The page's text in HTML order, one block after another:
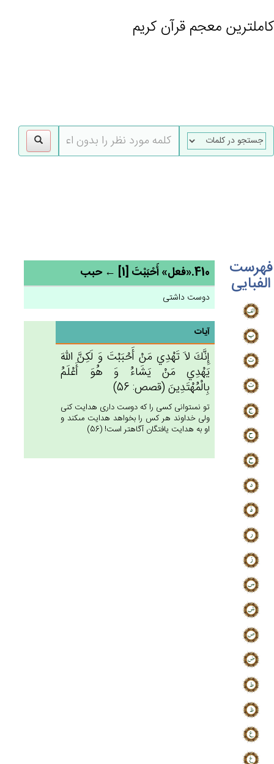
کاملترین معجم قرآن کریم
فهرست
الفبایی 410.«فعل» أَحْبَبْت‌َ [1] ← حبب
دوست داشتی
آیات
إِنَّك‌َ لاَ تَهْدِي‌ مَن‌ْ أَحْبَبْت‌َ وَ لَكِنَّ‌ الله‌َ
يَهْدِي‌ مَنْ‌ يَشَاءُ وَ هُوَ أَعْلَم‌ُ
بِالْمُهْتَدِين‌َ (قصص: 56)
تو نمى‏توانى كسى را كه دوست دارى هدايت كنى
ولى خداوند هر كس را بخواهد هدايت مى‏كند و
او به هدايت يافتگان آگاهتر است! (56)